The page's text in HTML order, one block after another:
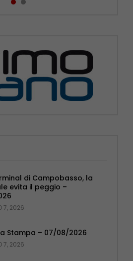
di Campobasso, la
evita il peggio –
7, 2026
Stampa – 07/08/2026
7, 2026